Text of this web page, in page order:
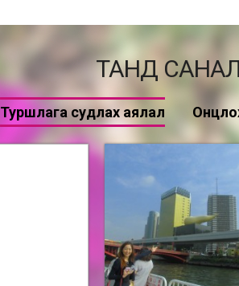
ТАНД
Туршлага судлах аялал